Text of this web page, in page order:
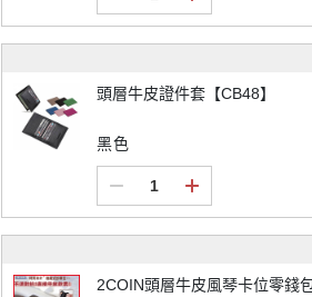
頭層牛皮證件套【CB48】
黑色
2COIN頭層牛皮風琴卡位零錢